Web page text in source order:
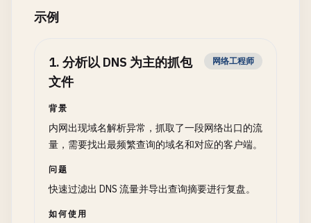
示例
1. 分析以 DNS 为主的抓包
文件
网络工程师
背景
内网出现域名解析异常，抓取了一段网络出口的流
量，需要找出最频繁查询的域名和对应的客户端。
问题
快速过滤出 DNS 流量并导出查询摘要进行复盘。
如何使用